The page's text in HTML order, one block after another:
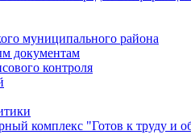
муниципального района
документам
контроля
комплекс "Готов к труду и